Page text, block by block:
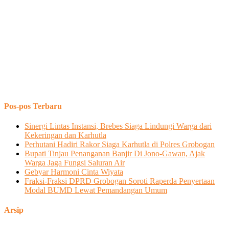
Pos-pos Terbaru
Sinergi Lintas Instansi, Brebes Siaga Lindungi Warga dari
Kekeringan dan Karhutla
Perhutani Hadiri Rakor Siaga Karhutla di Polres Grobogan
Bupati Tinjau Penanganan Banjir Di Jono-Gawan, Ajak
Warga Jaga Fungsi Saluran Air
Gebyar Harmoni Cinta Wiyata
Fraksi-Fraksi DPRD Grobogan Soroti Raperda Penyertaan
Modal BUMD Lewat Pemandangan Umum
Arsip